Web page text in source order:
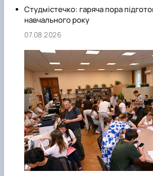
Студмістечко: гаряча пора
навчального року
07.08.2026